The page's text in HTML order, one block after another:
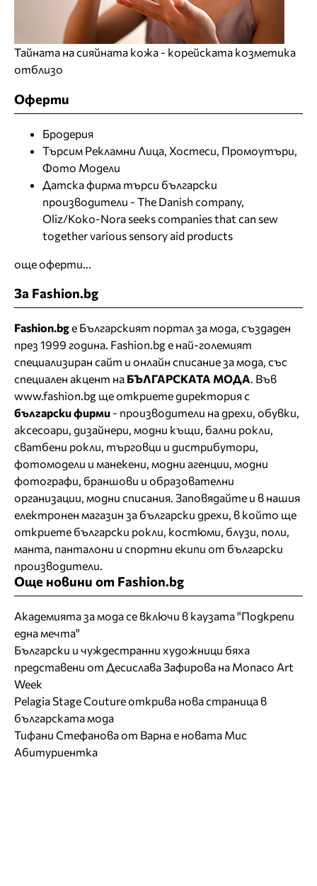
Тайната на сияйната кожа - корейската козметика
отблизо
Оферти
Бродерия
Търсим Рекламни Лица, Хостеси, Промоутъри,
Фото Модели
Датска фирма търси български
производители - The Danish company,
Oliz/Koko-Nora seeks companies that can sew
together various sensory aid products
още оферти...
За Fashion.bg
Fashion.bgе Българският портал за мода, създаден
през 1999 година. Fashion.bg е най-големият
специализиран сайт и онлайн списание за мода, със
специален акцент на БЪЛГАРСКАТА МОДА . Във
www.fashion.bg ще откриетедиректорияс
български фирми - производители на дрехи, обувки,
аксесоари, дизайнери, модни къщи, бални рокли
сватбени рокли , търговци и дистрибутори,
фотомодели и манекени, модни агенции, модни
фотографи, браншови и образователни
организации, модни списания. Заповядайте и в нашия
електронен магазин за български дрехи , в който ще
откриете български рокли , костюми, блузи, поли,
манта, панталони и спортни екипи от български
производители.
Още новини от Fashion.bg
Академията за мода се включи в каузата "Подкрепи
една мечта"
Български и чуждестранни художници бяха
представени от Десислава Зафирова на Monaco Art
Week
Pelagia Stage Couture открива нова страница в
българската мода
Тифани Стефанова от Варна е новата Мис
Абитуриентка